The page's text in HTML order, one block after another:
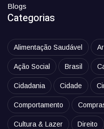
Blogs
Categorias
Alimentação Saudável
Ação Social Brasil
Cidadania Cidade
Comportamento
Cultura & Lazer Direito